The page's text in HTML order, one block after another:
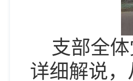
支部全
详细解说